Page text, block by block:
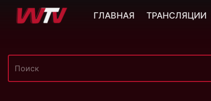
ГЛАВНАЯ ТРАНСЛЯЦИИ